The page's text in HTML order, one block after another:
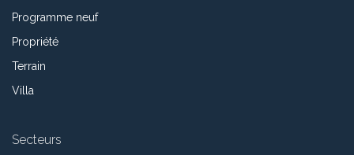
Programme neuf
Propriété
Terrain
Villa
Secteurs